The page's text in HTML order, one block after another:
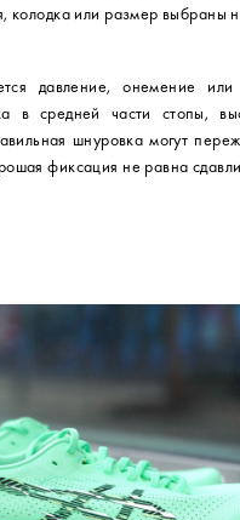
колодка или размер выбраны
давление, онемение или
в средней части стопы,
шнуровка могут
фиксация не равна